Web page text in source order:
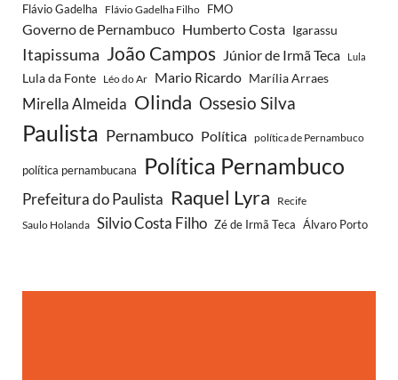
Flávio Gadelha Flávio Gadelha Filho FMO
Governo de Pernambuco Humberto Costa Igarassu
Itapissuma João Campos Júnior de Irmã Teca Lula
Lula da Fonte Léo do Ar Mario Ricardo Marília Arraes
Mirella Almeida Olinda Ossesio Silva
Paulista Pernambuco Política política de Pernambuco
política pernambucana Política Pernambuco
Prefeitura do Paulista Raquel Lyra
Recife
Saulo Holanda Silvio Costa Filho Zé de Irmã Teca Álvaro Porto